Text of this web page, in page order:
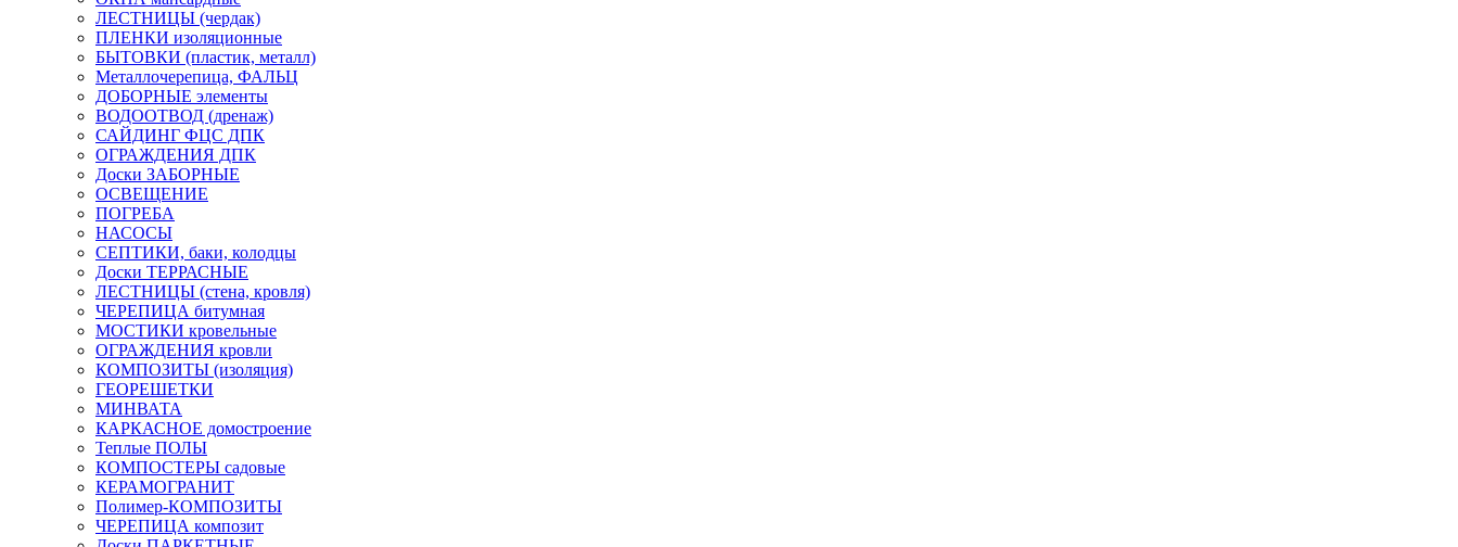
ЛЕСТНИЦЫ (чердак)
ПЛЕНКИ изоляционные
БЫТОВКИ (пластик, металл)
Металлочерепица, ФАЛЬЦ
ДОБОРНЫЕ элементы
ВОДООТВОД (дренаж)
САЙДИНГ ФЦС ДПК
ОГРАЖДЕНИЯ ДПК
Доски ЗАБОРНЫЕ
ОСВЕЩЕНИЕ
ПОГРЕБА
НАСОСЫ
СЕПТИКИ, баки, колодцы
Доски ТЕРРАСНЫЕ
ЛЕСТНИЦЫ (стена, кровля)
ЧЕРЕПИЦА битумная
МОСТИКИ кровельные
ОГРАЖДЕНИЯ кровли
КОМПОЗИТЫ (изоляция)
ГЕОРЕШЕТКИ
МИНВАТА
КАРКАСНОЕ домостроение
Теплые ПОЛЫ
КОМПОСТЕРЫ садовые
КЕРАМОГРАНИТ
Полимер-КОМПОЗИТЫ
ЧЕРЕПИЦА композит